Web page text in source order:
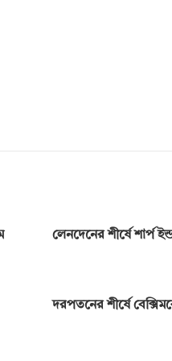
লেনদেনের শীর্ষে শার্প
দরপতনের শীর্ষে